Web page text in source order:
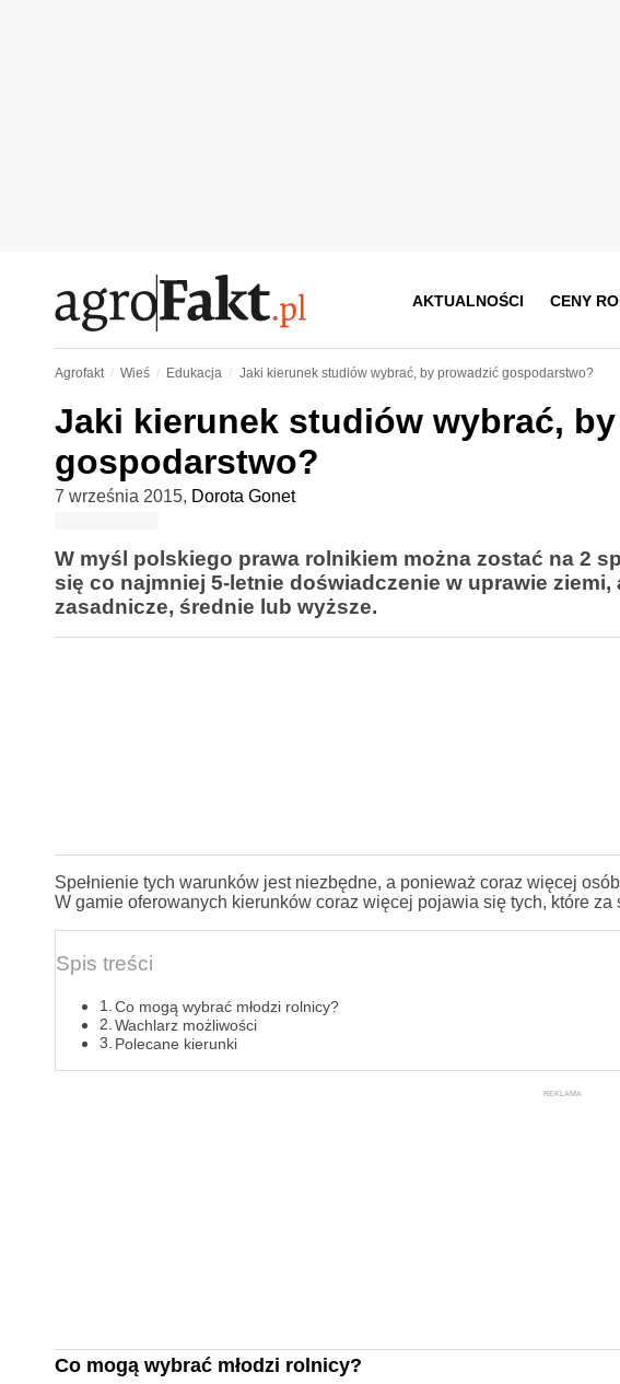
AKTUALNOŚCI CENY
Agrofakt Wieś Edukacja Jaki kierunek studiów wybrać, by prowadzić gospodarstwo?
Jaki kierunek studiów wybrać,
gospodarstwo?
7 września 2015, Dorota Gonet
W myśl polskiego prawa rolnikiem można zostać na 2
się co najmniej 5-letnie doświadczenie w uprawie
zasadnicze, średnie lub wyższe.
Spełnienie tych warunków jest niezbędne, a ponieważ coraz więcej
W gamie oferowanych kierunków coraz więcej pojawia się tych, które za
Spis treści
Co mogą wybrać młodzi rolnicy?
Wachlarz możliwości
Polecane kierunki
REKLAMA
Co mogą wybrać młodzi rolnicy?